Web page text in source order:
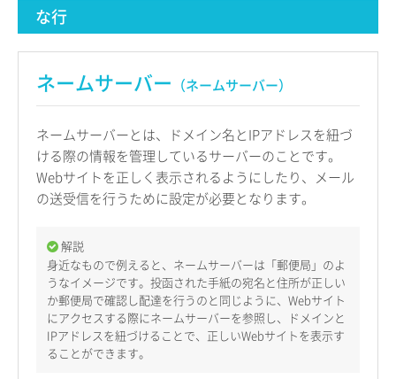
な行
ネームサーバー （ネームサーバー）
ネームサーバーとは、ドメイン名とIPアドレスを紐づ
ける際の情報を管理しているサーバーのことです。
Webサイトを正しく表示されるようにしたり、メール
の送受信を行うために設定が必要となります。
解説
身近なもので例えると、ネームサーバーは「郵便局」のよ
うなイメージです。投函された手紙の宛名と住所が正しい
か郵便局で確認し配達を行うのと同じように、Webサイト
にアクセスする際にネームサーバーを参照し、ドメインと
IPアドレスを紐づけることで、正しいWebサイトを表示す
ることができます。